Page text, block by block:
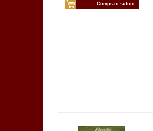
Compralo subito